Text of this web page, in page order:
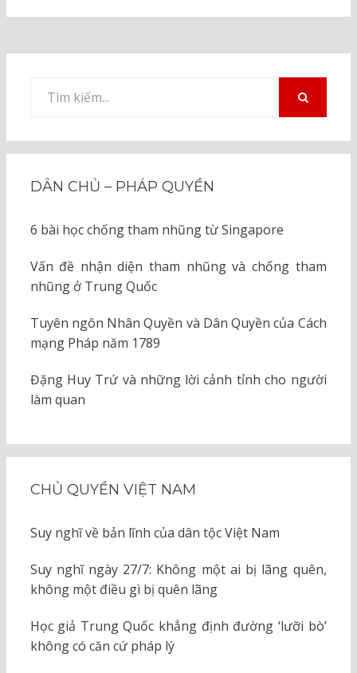
kiếm
DÂN CHỦ – PHÁP QUYỀN
6 bài học chống tham nhũng từ Singapore
Vấn đề nhận diện tham nhũng và chống tham
nhũng ở Trung Quốc
Tuyên ngôn Nhân Quyền và Dân Quyền của Cách
mạng Pháp năm 1789
Đặng Huy Trứ và những lời cảnh tỉnh cho người
làm quan
CHỦ QUYỀN VIỆT NAM
Suy nghĩ về bản lĩnh của dân tộc Việt Nam
Suy nghĩ ngày 27/7: Không một ai bị lãng quên,
không một điều gì bị quên lãng
Học giả Trung Quốc khẳng định đường ‘lưỡi bò’
không có căn cứ pháp lý